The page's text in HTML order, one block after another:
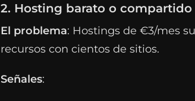
2. Hosting barato o compartido
El problema: Hostings de €3/mes
recursos con cientos de sitios.
Señales: